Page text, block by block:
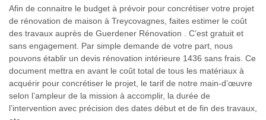
Afin de connaitre le budget à prévoir pour concrétiser votre projet
de rénovation de maison à Treycovagnes, faites estimer le coût
des travaux auprès de Guerdener Rénovation . C’est gratuit et
sans engagement. Par simple demande de votre part, nous
pouvons établir un devis rénovation intérieure 1436 sans frais. Ce
document mettra en avant le coût total de tous les matériaux à
acquérir pour concrétiser le projet, le tarif de notre main-d’œuvre
selon l’ampleur de la mission à accomplir, la durée de
l’intervention avec précision des dates début et de fin des travaux,